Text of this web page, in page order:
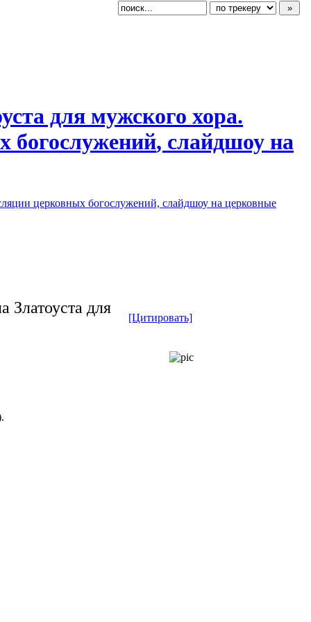
для мужского хора.
богослужений​, слайдшоу на
церковных богослужений, слайдшоу на церковные
[Цитировать]
для